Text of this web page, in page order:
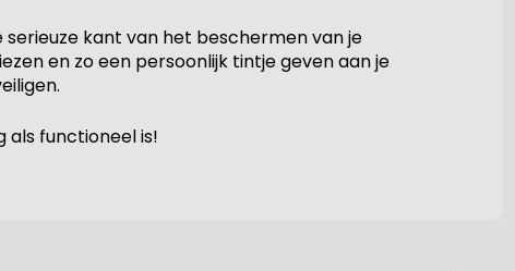
serieuze kant van het beschermen van je
en zo een persoonlijk tintje geven aan je
als functioneel is!